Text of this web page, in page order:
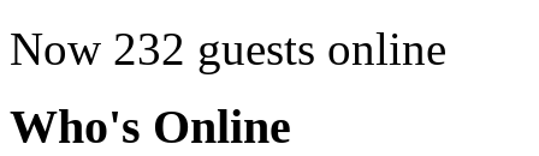
Now 232 guests online
Who's Online